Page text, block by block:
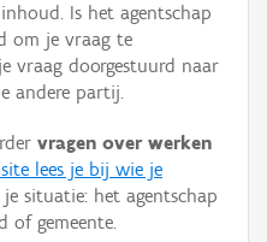
Is het agentschap
om je vraag te
vraag doorgestuurd naar
andere partij.
vragen over werken
lees je bij wie je
situatie: het agentschap
of gemeente.